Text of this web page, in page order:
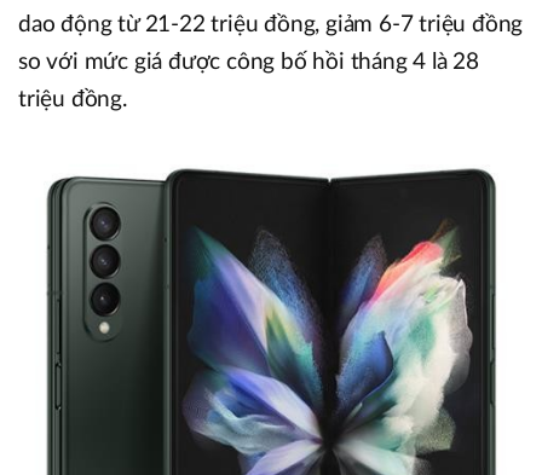
dao động từ 21-22 triệu đồng, giảm 6-7 triệu đồng
so với mức giá được công bố hồi tháng 4 là 28
triệu đồng.